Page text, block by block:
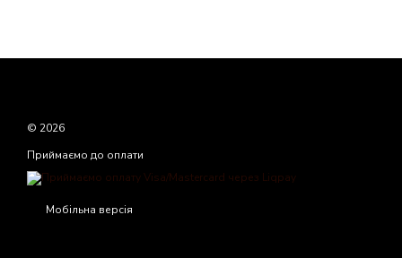
© 2026
Приймаємо до оплати
Мобільна версія